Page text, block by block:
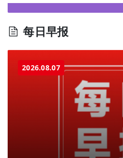
每日早报
2026.08.07